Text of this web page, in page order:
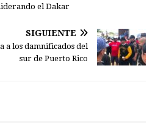
el Dakar
SIGUIENTE
a los damnificados del
sur de Puerto Rico